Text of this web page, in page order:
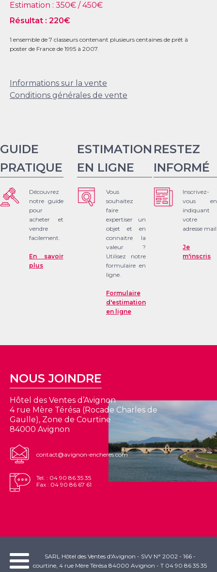
Estimation : 350€ /450€
Résultat : 220€
1 ensemble de 7 classeurs contenant plusieurs centaines de prêt à
poster de France de 1995 à 2007.
Informations sur la vente
Conditions générales de vente
GUIDE
PRATIQUE
Découvrez
notre guide
pour
acheter et
vendre
facilement.
En savoir
plus
ESTIMATION
EN LIGNE
Vous
souhaitez
faire
expertiser un
objet et en
connaitre la
valeur ?
Utilisez notre
formulaire en
ligne.
Formulaire
d'estimation
en ligne
RESTEZ
INFORMÉ
Inscrivez-
vous en
indiquant
votre
adresse mail
Je
m'inscris
NOUS JOINDRE
Hôtel des Ventes d’Avignon
4 rue Mère Térésa (Rocade Charles de
Gaulle), Zone de Courtine
84000 Avignon
contact@avignon-encheres.com
Tel. : 04 90 86 35 35
Fax : 04 90 86 67 61
SARL Hôtel des Ventes d'Avignon - SVV N° 2002 - 166 -
courtine, 4 rue Mère Térésa 84000 Avignon - T 04 90 86 35 35